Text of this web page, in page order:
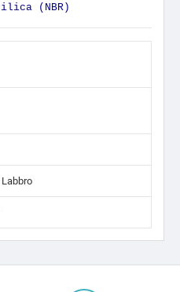
(NBR)